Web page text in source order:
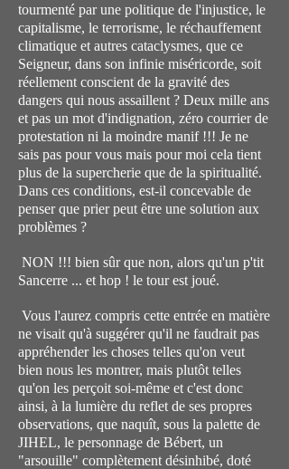
tourmenté par une politique de l'injustice, le
capitalisme, le terrorisme, le réchauffement
climatique et autres cataclysmes, que ce
Seigneur, dans son infinie miséricorde, soit
réellement conscient de la gravité des
dangers qui nous assaillent ? Deux mille ans
et pas un mot d'indignation, zéro courrier de
protestation ni la moindre manif !!! Je ne
sais pas pour vous mais pour moi cela tient
plus de la supercherie que de la spiritualité.
Dans ces conditions, est-il concevable de
penser que prier peut être une solution aux
problèmes ?
NON !!! bien sûr que non, alors qu'un p'tit
Sancerre ... et hop ! le tour est joué.
Vous l'aurez compris cette entrée en matière
ne visait qu'à suggérer qu'il ne faudrait pas
appréhender les choses telles qu'on veut
bien nous les montrer, mais plutôt telles
qu'on les perçoit soi-même et c'est donc
ainsi, à la lumière du reflet de ses propres
observations, que naquît, sous la palette de
JIHEL, le personnage de Bébert, un
"arsouille" complètement désinhibé, doté